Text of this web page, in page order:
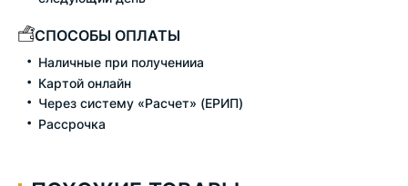
СПОСОБЫ ОПЛАТЫ
Наличные при полученииа
Картой онлайн
Через систему «Расчет» (ЕРИП)
Рассрочка